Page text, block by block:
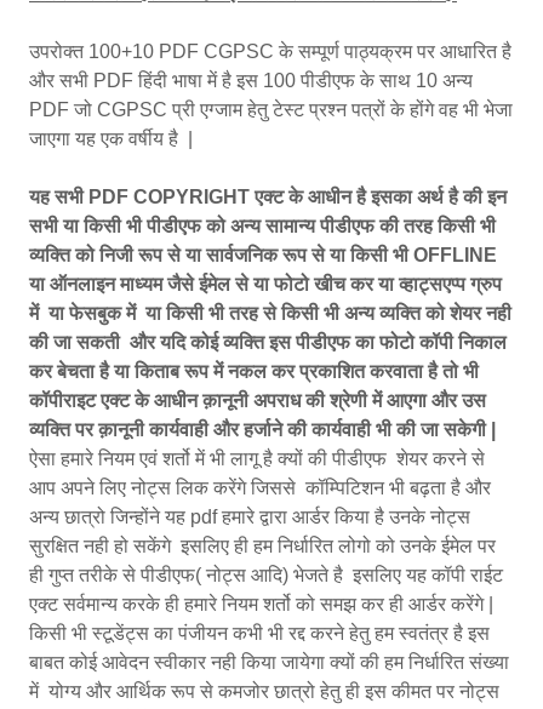
उपरोक्त 100+10 PDF CGPSC के सम्पूर्ण पाठ्यक्रम पर आधारित है
और सभी PDF हिंदी भाषा में है इस 100 पीडीएफ के साथ 10 अन्य
PDF जो CGPSC प्री एग्जाम हेतु टेस्ट प्रश्न पत्रों के होंगे वह भी भेजा
जाएगा यह एक वर्षीय है |
यह सभी PDF COPYRIGHT एक्ट के आधीन है इसका अर्थ है की इन
सभी या किसी भी पीडीएफ को अन्य सामान्य पीडीएफ की तरह किसी भी
व्यक्ति को निजी रूप से या सार्वजनिक रूप से या किसी भी OFFLINE
या ऑनलाइन माध्यम जैसे ईमेल से या फोटो खीच कर या व्हाट्सएप्प ग्रुप
में या फेसबुक में या किसी भी तरह से किसी भी अन्य व्यक्ति को शेयर नही
की जा सकती और यदि कोई व्यक्ति इस पीडीएफ का फोटो कॉपी निकाल
कर बेचता है या किताब रूप में नकल कर प्रकाशित करवाता है तो भी
कॉपीराइट एक्ट के आधीन क़ानूनी अपराध की श्रेणी में आएगा और उस
व्यक्ति पर क़ानूनी कार्यवाही और हर्जाने की कार्यवाही भी की जा सकेगी |
ऐसा हमारे नियम एवं शर्तो में भी लागू है क्यों की पीडीएफ शेयर करने से
आप अपने लिए नोट्स लिक करेंगे जिससे कॉम्पिटिशन भी बढ़ता है और
अन्य छात्रो जिन्होंने यह pdf हमारे द्वारा आर्डर किया है उनके नोट्स
सुरक्षित नही हो सकेंगे इसलिए ही हम निर्धारित लोगो को उनके ईमेल पर
ही गुप्त तरीके से पीडीएफ( नोट्स आदि) भेजते है इसलिए यह कॉपी राईट
एक्ट सर्वमान्य करके ही हमारे नियम शर्तो को समझ कर ही आर्डर करेंगे |
किसी भी स्टूडेंट्स का पंजीयन कभी भी रद्द करने हेतु हम स्वतंत्र है इस
बाबत कोई आवेदन स्वीकार नही किया जायेगा क्यों की हम निर्धारित संख्या
में योग्य और आर्थिक रूप से कमजोर छात्रो हेतु ही इस कीमत पर नोट्स